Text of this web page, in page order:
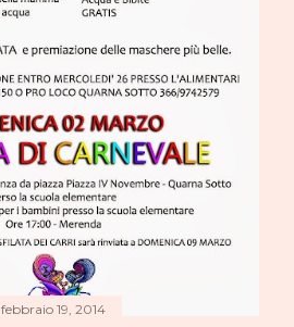
febbraio 19, 2014